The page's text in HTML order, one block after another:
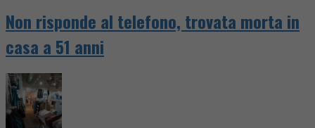
Non risponde al telefono, trovata morta in
casa a 51 anni